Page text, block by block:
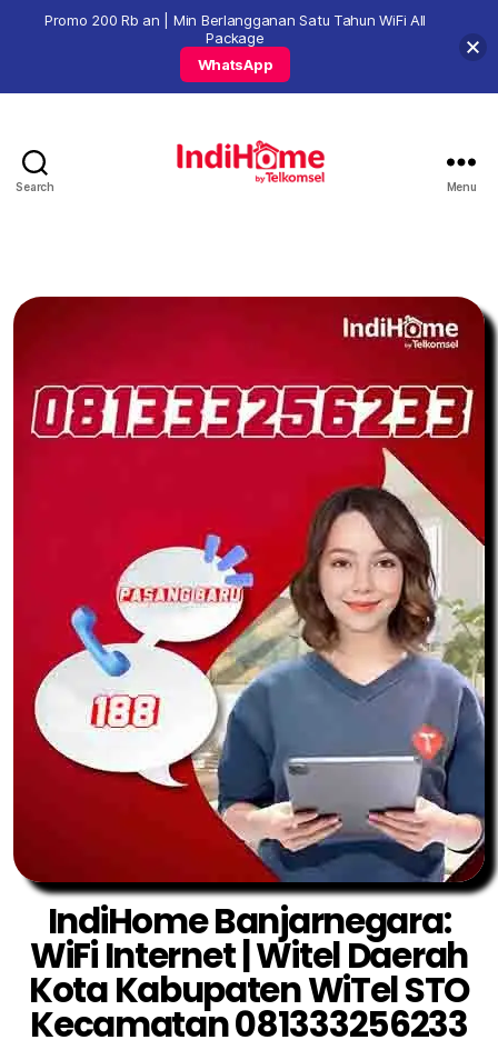
Search Menu
IndiHome Banjarnegara:
WiFi Internet | Witel Daerah
Kota Kabupaten WiTel STO
Kecamatan 081333256233
Promo 200 Rb an | Min Berlangganan Satu Tahun WiFi All
Package
WhatsApp